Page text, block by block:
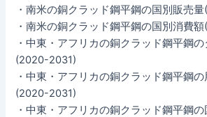
・南米の銅クラッド鋼平鋼の国別販売
・南米の銅クラッド鋼平鋼の国別消費
・中東・アフリカの銅クラッド鋼平鋼
(2020-2031)
・中東・アフリカの銅クラッド鋼平鋼
(2020-2031)
・中東・アフリカの銅クラッド鋼平鋼